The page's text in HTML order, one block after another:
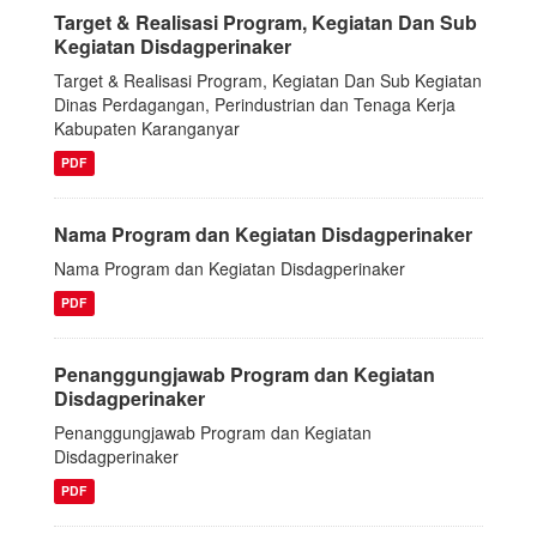
Target & Realisasi Program, Kegiatan Dan Sub
Kegiatan Disdagperinaker
Target & Realisasi Program, Kegiatan Dan Sub Kegiatan
Dinas Perdagangan, Perindustrian dan Tenaga Kerja
Kabupaten Karanganyar
PDF
Nama Program dan Kegiatan Disdagperinaker
Nama Program dan Kegiatan Disdagperinaker
PDF
Penanggungjawab Program dan Kegiatan
Disdagperinaker
Penanggungjawab Program dan Kegiatan
Disdagperinaker
PDF